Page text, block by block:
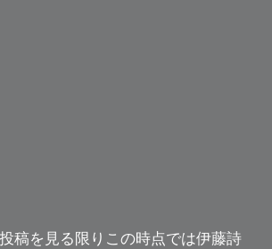
稿を見る限りこの時点では伊藤詩